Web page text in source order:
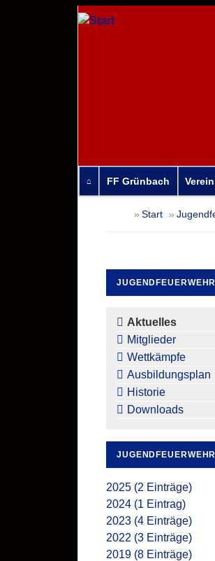
FF Grünbach Verein
überspringen
Start
JUGENDFEUERWEHR
überspringen
Aktuelles
Mitglieder
Wettkämpfe
Ausbildungsplan
Historie
Downloads
2025 (2 Einträge)
2024 (1 Eintrag)
2023 (4 Einträge)
2022 (3 Einträge)
2019 (8 Einträge)